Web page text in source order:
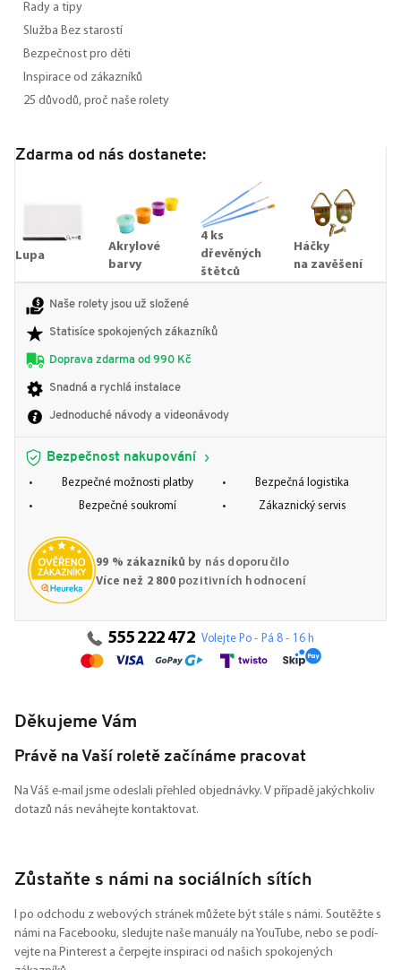
Rady a tipy
Služba Bez starostí
Bezpečnost pro děti
Inspirace od zákazníků
25 důvodů, proč naše rolety
Zdarma od nás dostanete:
Lupa
Akrylové
barvy
4 ks
dřevěných
štětců
Háčky
na zavěšení
Naše rolety jsou už složené
Statisíce spokojených zákazníků
Doprava zdarma od 990 Kč
Snadná a rychlá instalace
Jednoduché návody a videonávody
Bezpečnost nakupování
Bezpečné možnosti platby
Bezpečná logistika
Bezpečné soukromí
Zákaznický servis
99 % zákazníků by nás doporučilo
Více než 2 800pozitivních hodnocení
555 222 472 Volejte Po - Pá 8 - 16 h
Děkujeme Vám
Právě na Vaší roletě začínáme pracovat
Na Váš e-mail jsme odeslali přehled objednávky. V případě jakýchkoliv
dotazů nás neváhejte kontaktovat.
Zůstaňte s námi na sociálních sítích
I po odchodu z webových stránek můžete být stále s námi. Soutěžte s
námi na Facebooku, sledujte naše manuály na YouTube, nebo se podí-
vejte na Pinterest a čerpejte inspiraci od našich spokojených